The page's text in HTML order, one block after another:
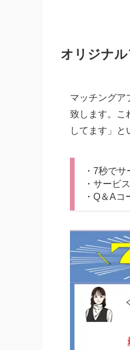
オリジナ
マッチングア
致します。こ
してます」と
・7秒で
・サービ
・Q＆Aコ